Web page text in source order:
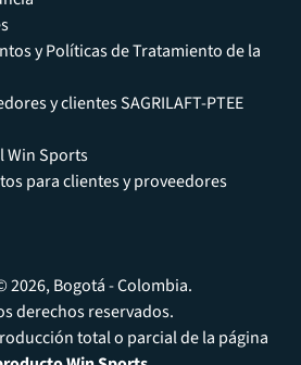
y Políticas de Tratamiento de la
y clientes SAGRILAFT-PTEE
Win Sports
para clientes y proveedores
2026, Bogotá - Colombia.
derechos reservados.
total o parcial de la página